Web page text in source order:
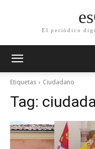
El periódico
Etiquetas Ciudadano
Tag: